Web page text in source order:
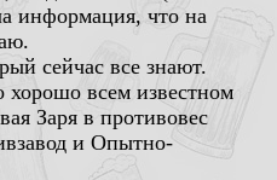
информация, что на
сейчас все знают.
хорошо всем известном
Заря в противовес
и Опытно-